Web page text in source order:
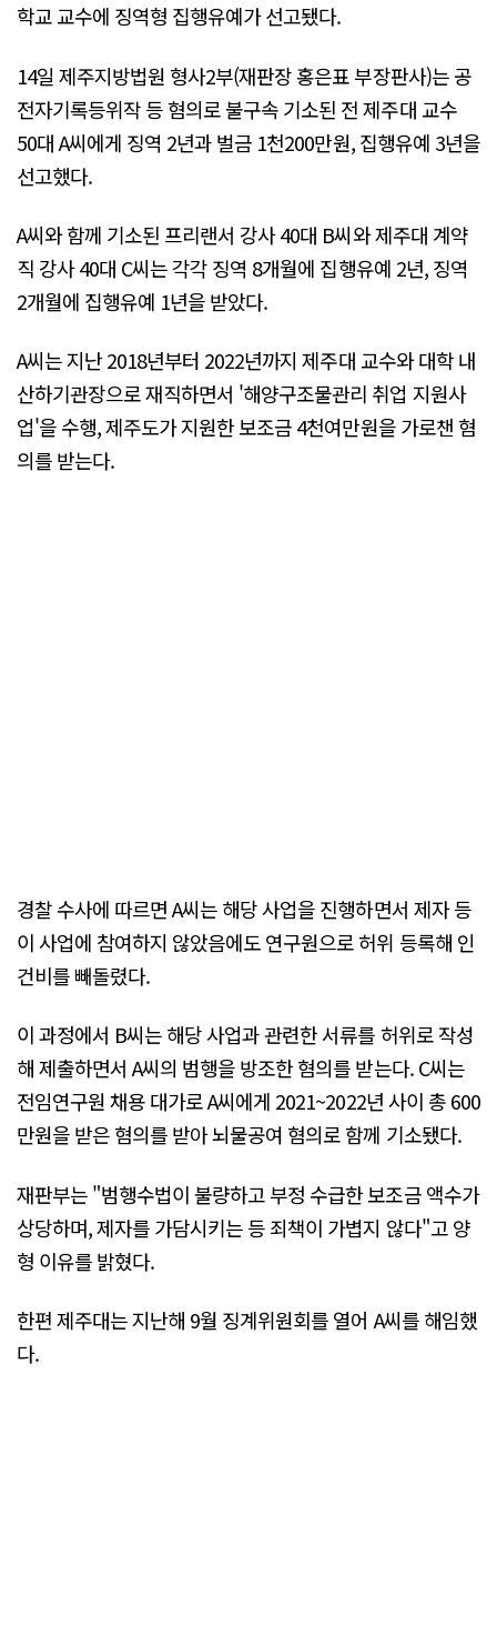
학교 교수에 징역형 집행유예가 선고됐다.
14일 제주지방법원 형사2부(재판장 홍은표 부장판사)는 공
전자기록등위작 등 혐의로 불구속 기소된 전 제주대 교수
50대 A씨에게 징역 2년과 벌금 1천200만원, 집행유예 3년을
선고했다.
A씨와 함께 기소된 프리랜서 강사 40대 B씨와 제주대 계약
직 강사 40대 C씨는 각각 징역 8개월에 집행유예 2년, 징역
2개월에 집행유예 1년을 받았다.
A씨는 지난 2018년부터 2022년까지 제주대 교수와 대학 내
산하기관장으로 재직하면서 '해양구조물관리 취업 지원사
업'을 수행, 제주도가 지원한 보조금 4천여만원을 가로챈 혐
의를 받는다.
경찰 수사에 따르면 A씨는 해당 사업을 진행하면서 제자 등
이 사업에 참여하지 않았음에도 연구원으로 허위 등록해 인
건비를 빼돌렸다.
이 과정에서 B씨는 해당 사업과 관련한 서류를 허위로 작성
해 제출하면서 A씨의 범행을 방조한 혐의를 받는다. C씨는
전임연구원 채용 대가로 A씨에게 2021~2022년 사이 총 600
만원을 받은 혐의를 받아 뇌물공여 혐의로 함께 기소됐다.
재판부는 "범행수법이 불량하고 부정 수급한 보조금 액수가
상당하며, 제자를 가담시키는 등 죄책이 가볍지 않다"고 양
형 이유를 밝혔다.
한편 제주대는 지난해 9월 징계위원회를 열어 A씨를 해임했
다.